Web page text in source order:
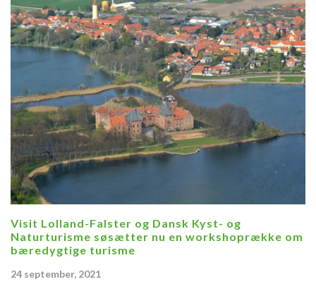
Visit Lolland-Falster og Dansk Kyst- og
Naturturisme søsætter nu en workshoprække om
bæredygtige turisme
24 september, 2021